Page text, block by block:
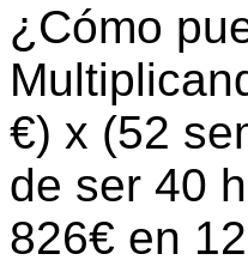
¿Cómo
€) x (52
de ser 40
826€ en